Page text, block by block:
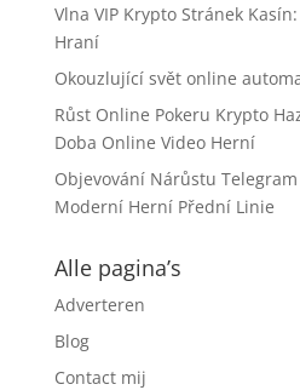
Vlna VIP Krypto Stránek
Hraní
Okouzlující svět online
Růst Online Pokeru Krypto
Doba Online Video Herní
Objevování Nárůstu
Moderní Herní Přední Linie
Alle pagina’s
Adverteren
Blog
Contact mij